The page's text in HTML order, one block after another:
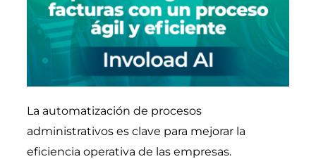
La automatización de procesos
administrativos es clave para mejorar la
eficiencia operativa de las empresas.